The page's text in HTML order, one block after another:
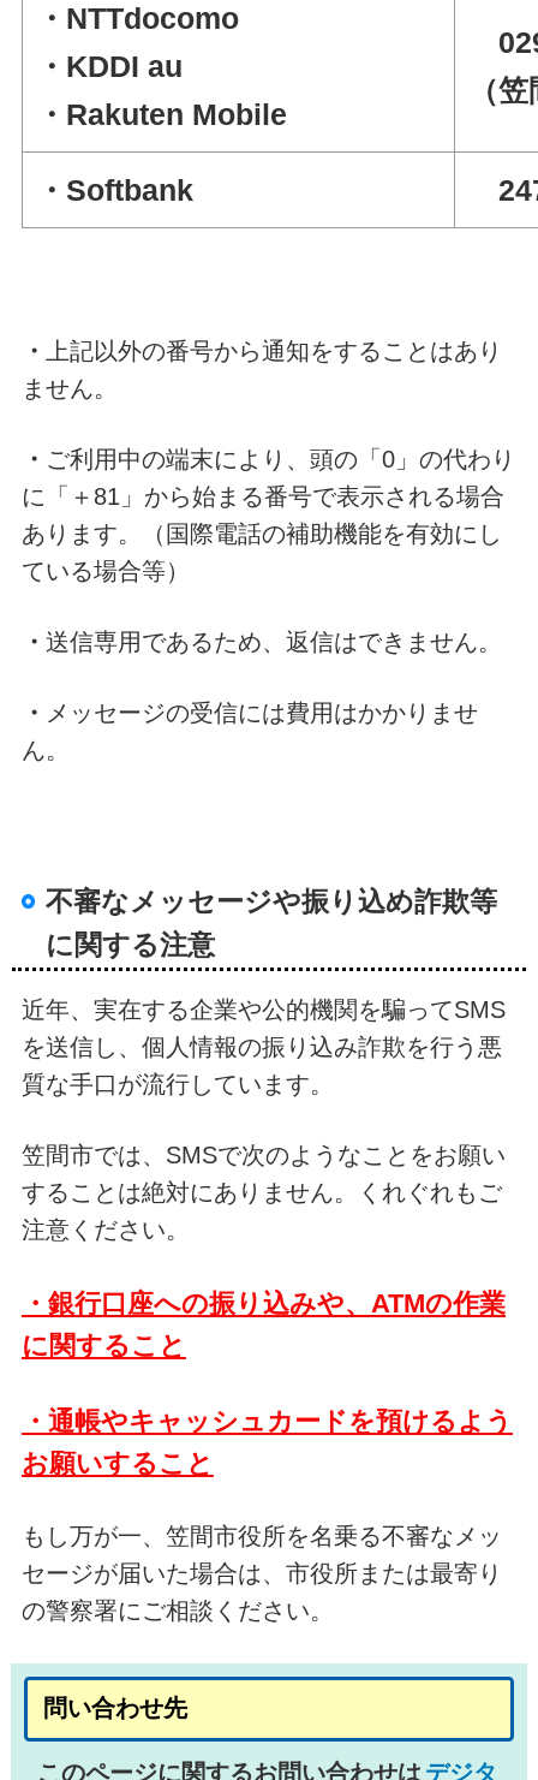
・NTTdocomo
・KDDI au
・Rakuten Mobile
（
・Softbank
・
上記以外の番号から通知をすることはあり
ません。
・ ご利用中の端末により、頭の「0」の代わり
に「＋81」から始まる番号で表示される場合
あります。（国際電話の補助機能を有効にし
ている場合等）
・ 送信専用であるため、返信はできません。
・ メッセージの受信には費用はかかりませ
ん。
不審なメッセージや振り込め詐欺等
に関する注意
近年、実在する企業や公的機関を騙ってSMS
を送信し、個人情報の振り込み詐欺を行う悪
質な手口が流行しています。
笠間市では、SMSで次のようなことをお願い
することは絶対にありません。くれぐれもご
注意ください。
・銀行口座への振り込みや、ATMの作業
に関すること
・通帳やキャッシュカードを預けるよう
お願いすること
もし万が一、笠間市役所を名乗る不審なメッ
セージが届いた場合は、市役所または最寄り
の警察署にご相談ください。
問い合わせ先
このページに関するお問い合わせは デジタ